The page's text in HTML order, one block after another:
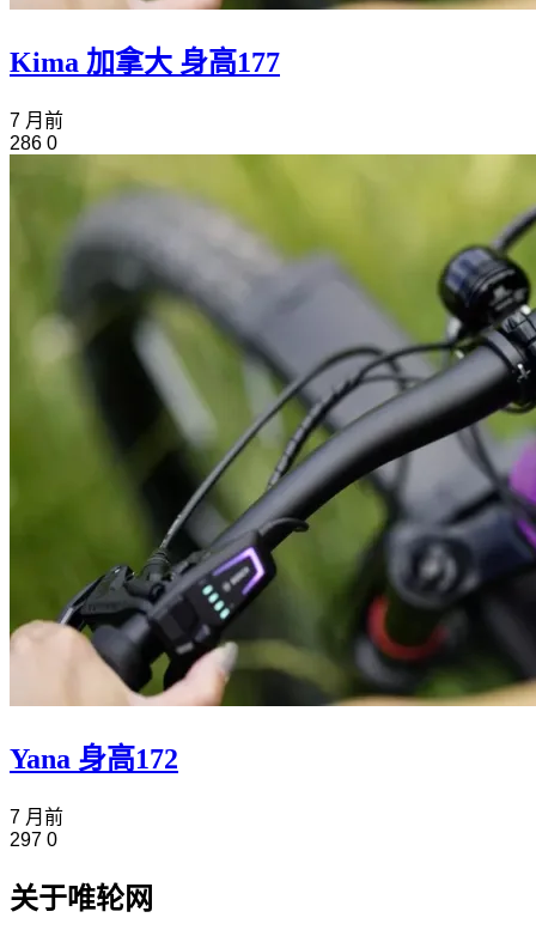
Kima 加拿大 身高177
7 月前
286 0
Yana 身高172
7 月前
297 0
关于唯轮网